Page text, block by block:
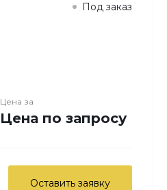
Под заказ
Цена за
Цена по запросу
Оставить заявку